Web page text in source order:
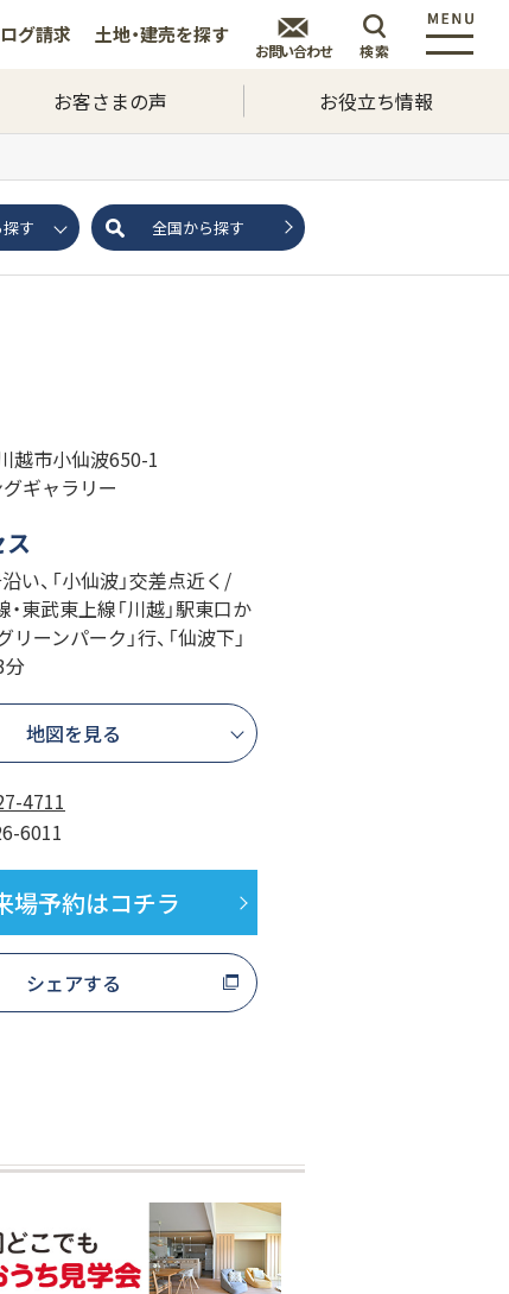
グ請求 土地・建売を探す
お問い合わせ 検索
お客さまの声 お役立ち情報
す 全国から探す
越市小仙波650-1
ギャラリー
ス
い、「小仙波」交差点近く/
東武東上線「川越」駅東口か
リーンパーク」行、「仙波下」
分
地図を見る
4711
6011
場予約はコチラ
シェアする